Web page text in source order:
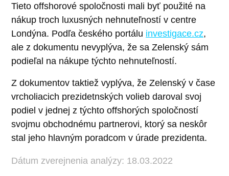
Tieto offshorové spoločnosti mali byť použité na
nákup troch luxusných nehnuteľností v centre
Londýna. Podľa českého portálu investigace.cz,
ale z dokumentu nevyplýva, že sa Zelenský sám
podieľal na nákupe týchto nehnuteľností.
Z dokumentov taktiež vyplýva, že Zelenský v čase
vrcholiacich prezidetnských volieb daroval svoj
podiel v jednej z týchto offshorých spoločností
svojmu obchodnému partnerovi, ktorý sa neskôr
stal jeho hlavným poradcom v úrade prezidenta.
Dátum zverejnenia analýzy: 18.03.2022